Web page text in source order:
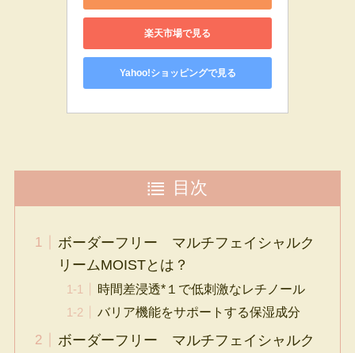
楽天市場で見る
Yahoo!ショッピングで見る
目次
ボーダーフリー マルチフェイシャルク
リームMOISTとは？
時間差浸透*１で低刺激なレチノール
バリア機能をサポートする保湿成分
ボーダーフリー マルチフェイシャルク